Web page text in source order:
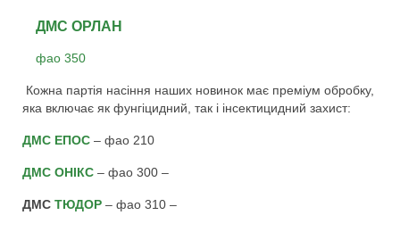
ДМС ОРЛАН
фао 350
Кожна партія насіння наших новинок має преміум обробку,
яка включає як фунгіцидний, так і інсектицидний захист:
ДМС ЕПОС – фао 210
ДМС ОНІКС – фао 300 –
ДМС ТЮДОР – фао 310 –